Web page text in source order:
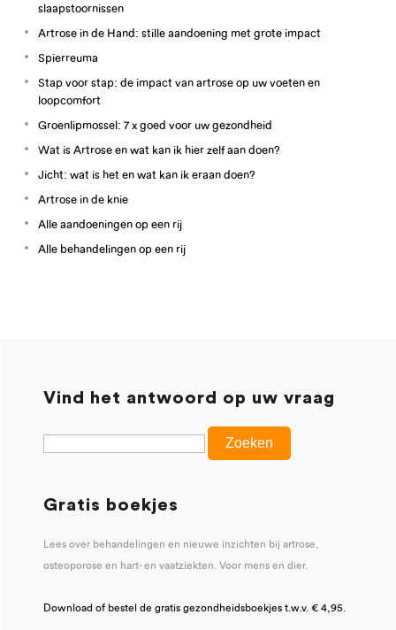
slaapstoornissen
Artrose in de Hand: stille aandoening met grote impact
Spierreuma
Stap voor stap: de impact van artrose op uw voeten en
loopcomfort
Groenlipmossel: 7 x goed voor uw gezondheid
Wat is Artrose en wat kan ik hier zelf aan doen?
Jicht: wat is het en wat kan ik eraan doen?
Artrose in de knie
Alle aandoeningen op een rij
Alle behandelingen op een rij
Vind het antwoord op uw vraag
Gratis boekjes
Lees over behandelingen en nieuwe inzichten bij artrose,
osteoporose en hart- en vaatziekten. Voor mens en dier.
Download of bestel de gratis gezondheidsboekjes t.w.v. € 4,95.